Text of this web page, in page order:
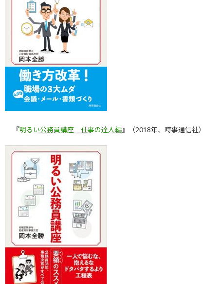
『明るい公務員講座 仕事の達人編』（2018年、時事通信社）